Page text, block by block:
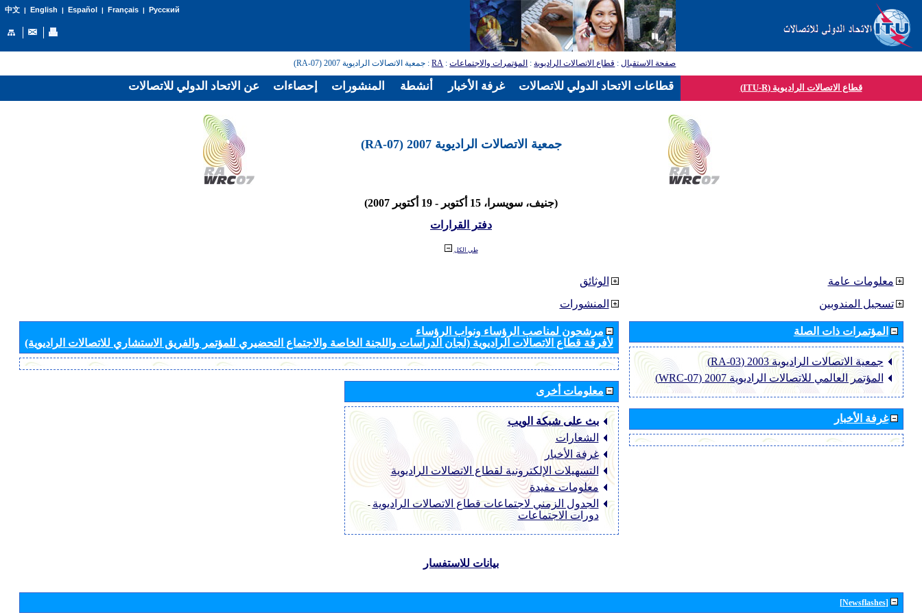
中文| English | Español | Français| Русский
صفحة الاستقبال: قطاع الاتصالات الراديوية: المؤتمرات والاجتماعات:
RA: جمعية الاتصالات الراديوية 2007 (RA-07)
قطاع الاتصالات الراديوية (ITU-R)
جمعية الاتصالات الراديوية 2007 (RA-07)
(جنيف، سويسرا، 15 أكتوبر - 19 أكتوبر 2007)
دفتر القرارات
طي الكل
الوثائق
المنشورات
مرشحون لمناصب الرؤساء ونواب الرؤساء
لأفرقة قطاع الاتصالات الراديوية (لجان الدراسات واللجنة الخاصة والاجتماع التحضيري للمؤتمر والفريق الاستشاري للاتصالات الراديوية)
معلومات أخرى
بث على شبكة الويب
الشعارات
غرفة الأخبار
التسهيلات الإلكترونية لقطاع الاتصالات الراديوية
معلومات مفيدة
الجدول الزمني لاجتماعات قطاع الاتصالات الراديوية -
دورات الاجتماعات
معلومات عامة
تسجيل المندوبين
المؤتمرات ذات الصلة
جمعية الاتصالات الراديوية 2003 (RA-03)
المؤتمر العالمي للاتصالات الراديوية 2007 (WRC-07)
غرفة الأخبار
بيانات للاستفسار
[Newsflashes]
عن الاتحاد الدولي للاتصالات إحصاءات المنشورات أنشطة غرفة الأخبار قطاعات الاتحاد الدولي للاتصالات